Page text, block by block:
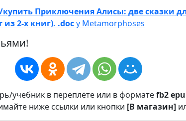
купить Приключения Алисы: две сказки
2-х книг). .docу Metamorphoses
учебник в переплёте или в форматеfb2
ниже ссылки или кнопки [В магазин]